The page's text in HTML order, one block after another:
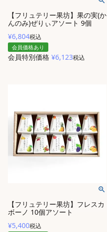
【フリュテリー果坊】果の実(か
んのみ)ぜりぃアソート 9個
¥6,804税込
会員価格あり
会員特別価格 ¥6,123税込
【フリュテリー果坊】フレスカ
ボーノ 10個アソート
¥5,400税込